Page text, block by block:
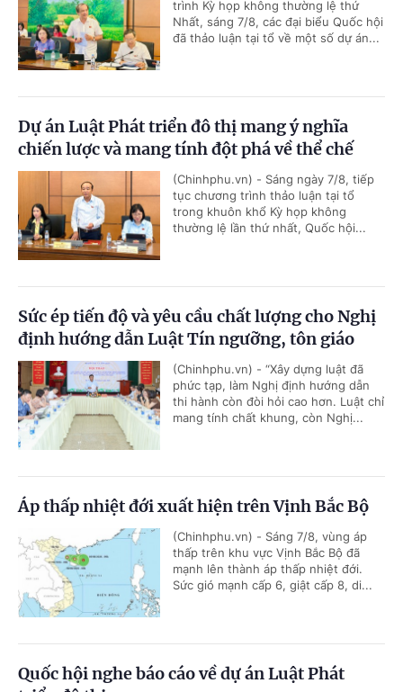
trình Kỳ họp không thường lệ thứ
Nhất, sáng 7/8, các đại biểu Quốc hội
đã thảo luận tại tổ về một số dự án...
Dự án Luật Phát triển đô thị mang ý nghĩa
chiến lược và mang tính đột phá về thể chế
(Chinhphu.vn) - Sáng ngày 7/8, tiếp
tục chương trình thảo luận tại tổ
trong khuôn khổ Kỳ họp không
thường lệ lần thứ nhất, Quốc hội...
Sức ép tiến độ và yêu cầu chất lượng cho Nghị
định hướng dẫn Luật Tín ngưỡng, tôn giáo
(Chinhphu.vn) - “Xây dựng luật đã
phức tạp, làm Nghị định hướng dẫn
thi hành còn đòi hỏi cao hơn. Luật chỉ
mang tính chất khung, còn Nghị...
Áp thấp nhiệt đới xuất hiện trên Vịnh Bắc Bộ
(Chinhphu.vn) - Sáng 7/8, vùng áp
thấp trên khu vực Vịnh Bắc Bộ đã
mạnh lên thành áp thấp nhiệt đới.
Sức gió mạnh cấp 6, giật cấp 8, di...
Quốc hội nghe báo cáo về dự án Luật Phát